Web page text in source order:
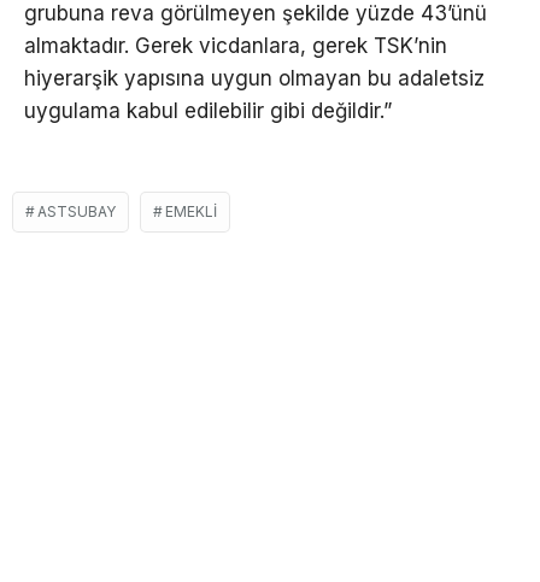
grubuna reva görülmeyen şekilde yüzde 43’ünü
almaktadır. Gerek vicdanlara, gerek TSK’nin
hiyerarşik yapısına uygun olmayan bu adaletsiz
uygulama kabul edilebilir gibi değildir.”
ASTSUBAY EMEKLI